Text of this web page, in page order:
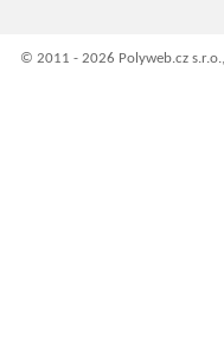
© 2011 - 2026 Polyweb.cz